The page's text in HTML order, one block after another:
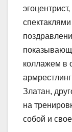
коллажем в
Златан,
на
собой и